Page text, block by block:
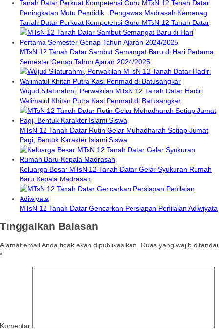
Peningkatan Mutu Pendidik : Pengawas Madrasah Kemenag
Tanah Datar Perkuat Kompetensi Guru MTsN 12 Tanah Datar
MTsN 12 Tanah Datar Sambut Semangat Baru di Hari Pertama
Semester Genap Tahun Ajaran 2024/2025
Wujud Silaturahmi, Perwakilan MTsN 12 Tanah Datar Hadiri
Walimatul Khitan Putra Kasi Penmad di Batusangkar
MTsN 12 Tanah Datar Rutin Gelar Muhadharah Setiap Jumat
Pagi, Bentuk Karakter Islami Siswa
Keluarga Besar MTsN 12 Tanah Datar Gelar Syukuran Rumah
Baru Kepala Madrasah
MTsN 12 Tanah Datar Gencarkan Persiapan Penilaian Adiwiyata
Tinggalkan Balasan
Alamat email Anda tidak akan dipublikasikan. Ruas yang wajib ditandai
*
Komentar